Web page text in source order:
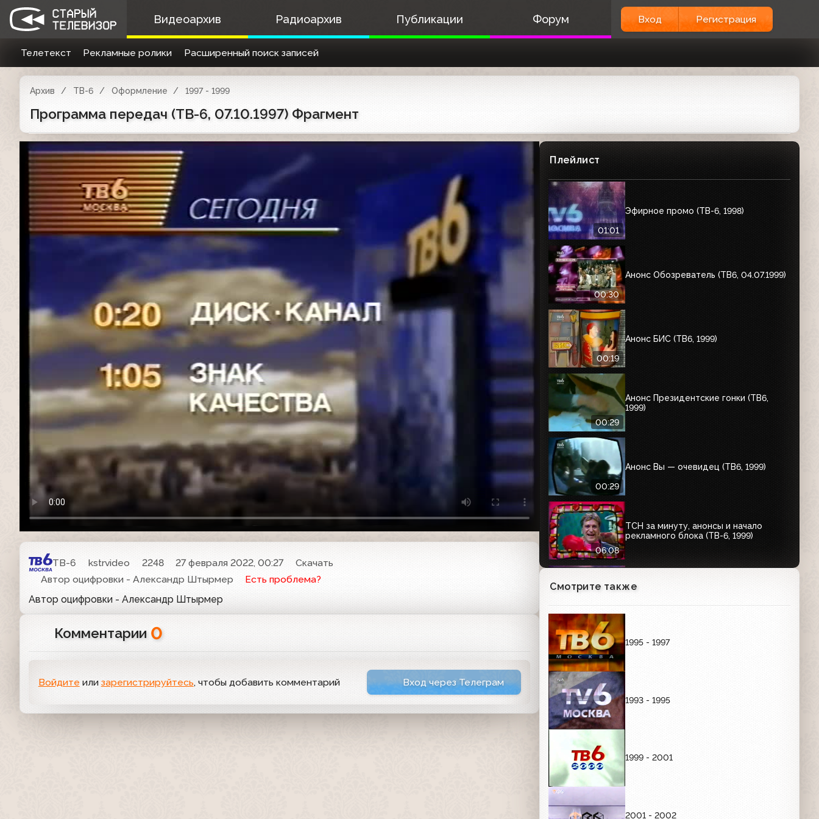
Видеоархив Радиоархив Публикации Форум Вход Регистрация
Телетекст Рекламные ролики Расширенный поиск записей
Архив ТВ-6 Оформление 1997 - 1999
Программа передач (ТВ-6, 07.10.1997) Фрагмент
ТВ-6 kstrvideo 2248 27 февраля 2022, 00:27
Скачать
Автор оцифровки - Александр Штырмер
Есть проблема?
Автор оцифровки - Александр Штырмер
Комментарии 0
Войдите или зарегистрируйтесь, чтобы добавить комментарий Вход через Телеграм
Плейлист
01:01
Эфирное промо (ТВ-6, 1998)
00:30
Анонс Обозреватель (ТВ6, 04.07.1999)
00:19
Анонс БИС (ТВ6, 1999)
00:29
Анонс Президентские гонки (ТВ6,
1999)
00:29
Анонс Вы — очевидец (ТВ6, 1999)
06:08
ТСН за минуту, анонсы и начало
рекламного блока (ТВ-6, 1999)
02:25
Анонсы и заставка "Далее" (ТВ-6,
30.08.1997) "Девушка с коробкой",
"Новая Москва", "Добровольцы",
01:50
02:34
03:45
Смотрите также
1995 - 1997
1993 - 1995
1999 - 2001
2001 - 2002